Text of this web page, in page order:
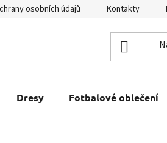
osobních údajů Kontakty
Dresy Fotbalové oblečení